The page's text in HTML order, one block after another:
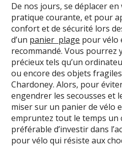
De nos jours, se déplacer
pratique courante, et pour
confort et de sécurité lors
d’un panier plage pour vélo
recommandé. Vous pourrez
précieux tels qu’un
ou encore des objets
Chardoney. Alors, pour
engendrer les secousses et
miser sur un panier de vélo
empruntez tout le temps un
préférable d’investir dans
pour vélo qui résiste aux